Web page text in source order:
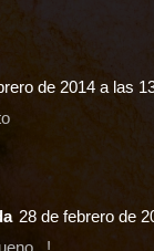
de 2014 a las
28 de febrero de